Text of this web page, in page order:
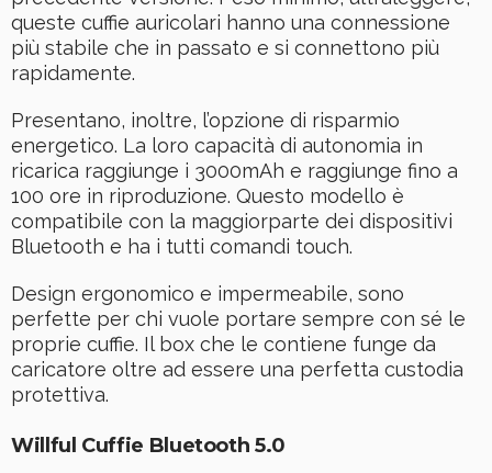
queste cuffie auricolari hanno una connessione
più stabile che in passato e si connettono più
rapidamente.
Presentano, inoltre, l’opzione di risparmio
energetico. La loro capacità di autonomia in
ricarica raggiunge i 3000mAh e raggiunge fino a
100 ore in riproduzione. Questo modello è
compatibile con la maggiorparte dei dispositivi
Bluetooth e ha i tutti comandi touch.
Design ergonomico e impermeabile, sono
perfette per chi vuole portare sempre con sé le
proprie cuffie. Il box che le contiene funge da
caricatore oltre ad essere una perfetta custodia
protettiva.
Willful Cuffie Bluetooth 5.0